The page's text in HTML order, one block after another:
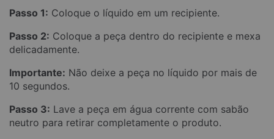
Passo 1: Coloque o líquido em um recipiente.
Passo 2: Coloque a peça dentro do recipiente e mexa
delicadamente.
Importante: Não deixe a peça no líquido por mais de
10 segundos.
Passo 3: Lave a peça em água corrente com sabão
neutro para retirar completamente o produto.